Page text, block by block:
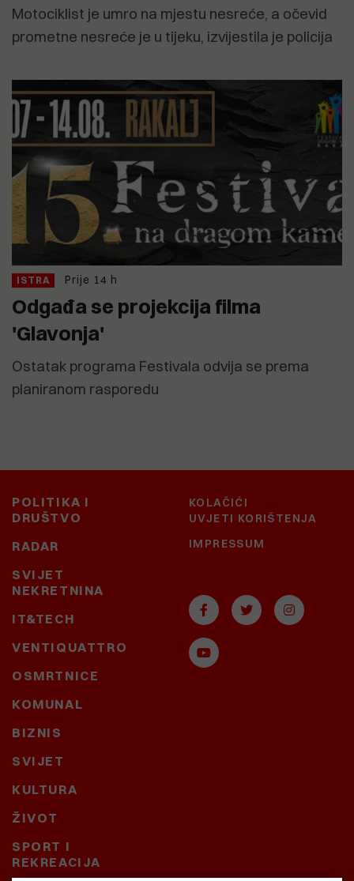
Motociklist je umro na mjestu nesreće, a očevid
prometne nesreće je u tijeku, izvijestila je policija
ISTRA Prije 14 h
Odgađa se projekcija filma
'Glavonja'
Ostatak programa Festivala odvija se prema
planiranom rasporedu
POLITIKA I
DRUŠTVO
RADAR
SVIJET
NEKRETNINA
IT&TECH
VENTIQUATTRO
OSMRTNICE
KOMUNAL
BIZNIS
SVIJET
KULTURA
ŽIVOT
SPORT I
REKREACIJA
KOLAČIĆI
UVJETI KORIŠTENJA
IMPRESSUM